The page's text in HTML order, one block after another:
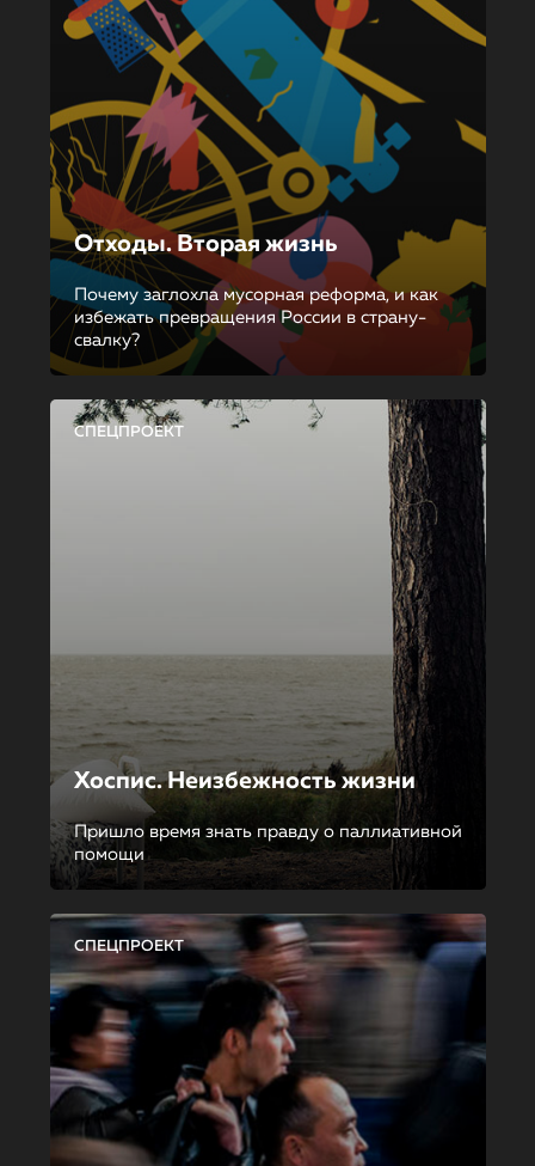
Отходы. Вторая жизнь
Почему заглохла мусорная реформа, и как
избежать превращения России в страну-
свалку?
СПЕЦПРОЕКТ
Хоспис. Неизбежность жизни
Пришло время знать правду о паллиативной
помощи
СПЕЦПРОЕКТ